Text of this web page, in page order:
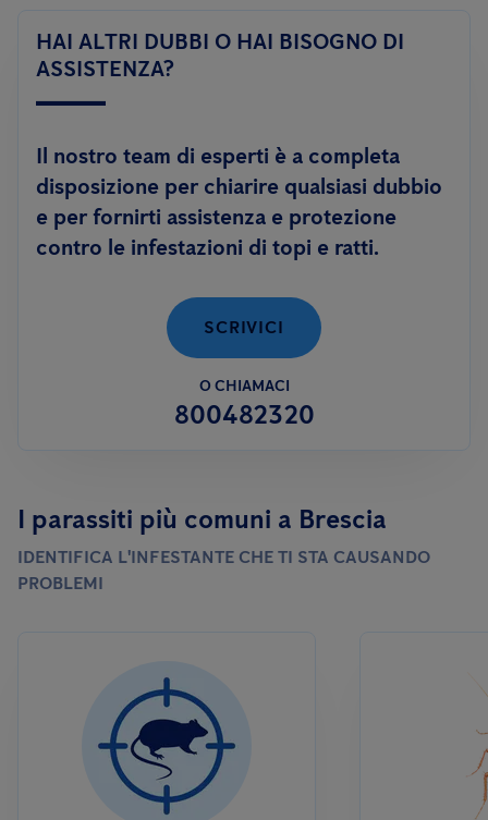
Le aziendeinvece, sono tenute a rispettare quanto previsto
dalle normative vigenti e dagli standard di certificazione
il rispetto degli standard igienico-sanitari.
soluzioni innovative, prive di sostanze tossiche, quali il sistema
Smart.
HAI ALTRI DUBBI O HAI BISOGNO DI
ASSISTENZA?
Il nostro team di esperti è a completa
disposizione per chiarire qualsiasi dubbio
e per fornirti assistenza e protezione
contro le infestazioni di topi e ratti.
SCRIVICI
O CHIAMACI
800482320
I parassiti più comuni a Brescia
IDENTIFICA L'INFESTANTE CHE TI STA CAUSANDO
PROBLEMI